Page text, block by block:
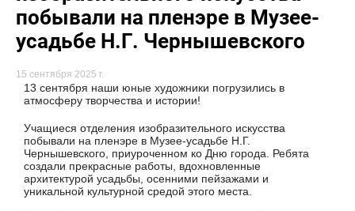
побывали на пленэре в Музее-
усадьбе Н.Г. Чернышевского
15 сентября 2025 г.
13 сентября наши юные художники погрузились в
атмосферу творчества и истории!
Учащиеся отделения изобразительного искусства
побывали на пленэре в Музее-усадьбе Н.Г.
Чернышевского, приуроченном ко Дню города. Ребята
создали прекрасные работы, вдохновленные
архитектурой усадьбы, осенними пейзажами и
уникальной культурной средой этого места.